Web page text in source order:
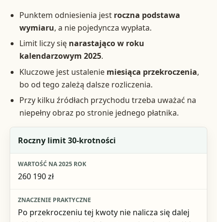
Punktem odniesienia jest roczna podstawa
wymiaru, a nie pojedyncza wypłata.
Limit liczy się narastająco w roku
kalendarzowym 2025.
Kluczowe jest ustalenie miesiąca przekroczenia,
bo od tego zależą dalsze rozliczenia.
Przy kilku źródłach przychodu trzeba uważać na
niepełny obraz po stronie jednego płatnika.
Element
Wartość na 2025 rok
Roczny limit 30-krotności
260 190 zł
Po przekroczeniu tej kwoty nie nalicza się dalej